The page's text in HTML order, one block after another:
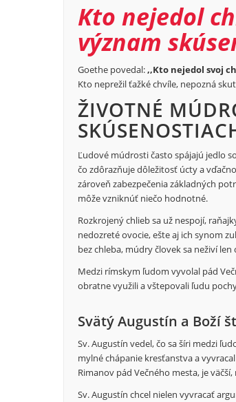
Kto nejedol
význam
Goethe povedal:,,Kto nejedol svoj
Kto neprežil ťažké chvíle, nepozná
ŽIVOTNÉ
Ľudové múdrosti často spájajú jedlo
čo zdôrazňuje dôležitosť úcty a
zároveň zabezpečenia základných
môže vzniknúť niečo hodnotné.
Rozkrojený chlieb sa už nespojí,
nedozreté ovocie, ešte aj ich synom
bez chleba, múdry človek sa neživí
Medzi rímskym ľudom vyvolal pád
obratne využili a vštepovali ľudu
Svätý Augustín a Boží
Sv. Augustín vedel, čo sa šíri medzi
mylné chápanie kresťanstva a
Rimanov pád Večného mesta, je
Sv. Augustín chcel nielen vyvracať